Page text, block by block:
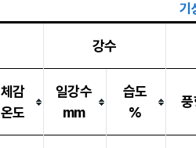
기
강수
체감
온도
일강수
mm
습도
%